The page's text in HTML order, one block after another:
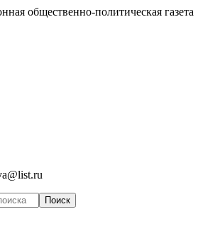
общественно-политическая газета